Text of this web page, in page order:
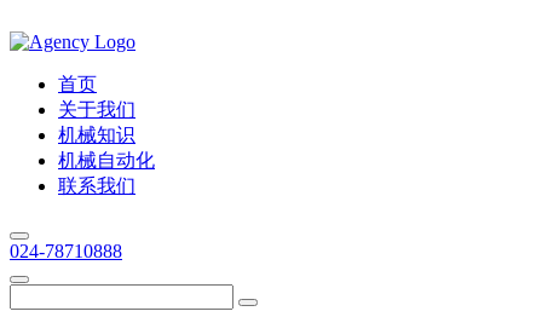
首页
关于我们
机械知识
机械自动化
联系我们
024-78710888